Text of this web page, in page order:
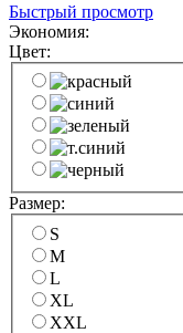
Быстрый просмотр
Экономия:
Цвет:
Размер:
S
M
L
XL
XXL